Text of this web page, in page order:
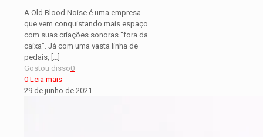
A Old Blood Noise é uma empresa
que vem conquistando mais espaço
com suas criações sonoras “fora da
caixa”. Já com uma vasta linha de
pedais,
Gostou disso0
0 Leia mais
29 de junho de 2021